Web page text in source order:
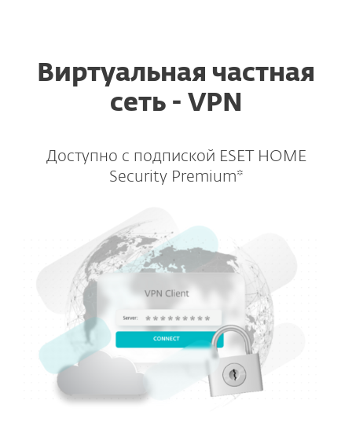
Виртуальная частная
сеть - VPN
Доступно с подпиской ESET HOME
Security Premium*